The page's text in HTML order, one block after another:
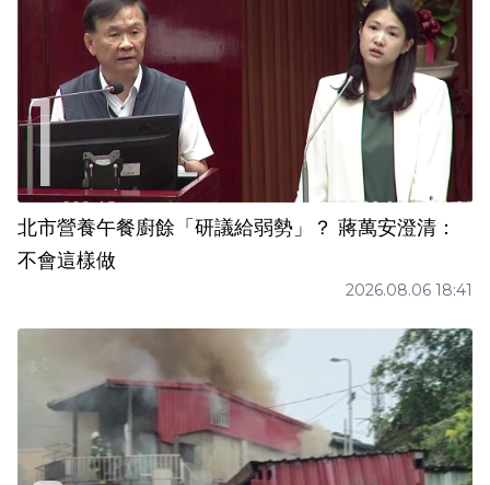
北市營養午餐廚餘「研議給弱勢」？ 蔣萬安澄清：
不會這樣做
2026.08.06 18:41